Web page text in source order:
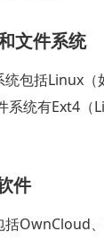
文件系统
统包括Linux
系统有Ext4
件
OwnCloud